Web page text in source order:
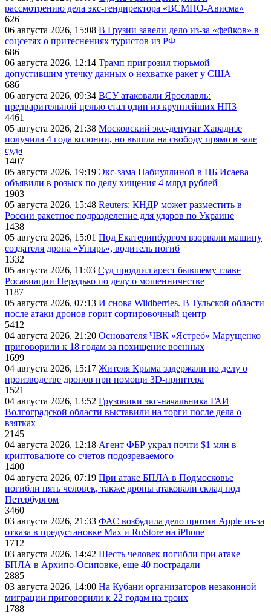
рассмотрению дела экс-гендиректора «ВСМПО-Ависма»
626
06 августа 2026, 15:08 В Грузии завели дело из-за «фейков» в
соцсетях о притеснениях туристов из РФ
686
06 августа 2026, 12:14 Трамп пригрозил тюрьмой
допустившим утечку данных о нехватке ракет у США
686
06 августа 2026, 09:34 ВСУ атаковали Ярославль:
предварительной целью стал один из крупнейших НПЗ
4461
05 августа 2026, 21:38 Московский экс-депутат Харадизе
получила 4 года колонии, но вышла на свободу прямо в зале
суда
1407
05 августа 2026, 19:19 Экс-зама Набиуллиной в ЦБ Исаева
объявили в розыск по делу хищения 4 млрд рублей
1903
05 августа 2026, 15:48 Reuters: КНДР может разместить в
России ракетное подразделение для ударов по Украине
1438
05 августа 2026, 15:01 Под Екатеринбургом взорвали машину
создателя дрона «Упырь», водитель погиб
1332
05 августа 2026, 11:03 Суд продлил арест бывшему главе
Росавиации Нерадько по делу о мошенничестве
1187
05 августа 2026, 07:13 И снова Wildberries. В Тульской области
после атаки дронов горит сортировочный центр
5412
04 августа 2026, 21:20 Основателя ЧВК «Ястреб» Марущенко
приговорили к 18 годам за похищение военных
1699
04 августа 2026, 15:17 Жителя Крыма задержали по делу о
производстве дронов при помощи 3D‑принтера
1521
04 августа 2026, 13:52 Грузовики экс-начальника ГАИ
Волгоградской области выставили на торги после дела о
взятках
2145
04 августа 2026, 12:18 Агент ФБР украл почти $1 млн в
криптовалюте со счетов подозреваемого
1400
04 августа 2026, 07:19 При атаке БПЛА в Подмосковье
погибли пять человек, также дроны атаковали склад под
Петербургом
3460
03 августа 2026, 21:33 ФАС возбудила дело против Apple из-за
отказа в предустановке Max и RuStore на iPhone
1712
03 августа 2026, 14:42 Шесть человек погибли при атаке
БПЛА в Архипо-Осиповке, еще 40 пострадали
2885
03 августа 2026, 14:00 На Кубани организаторов незаконной
миграции приговорили к 22 годам на троих
1788